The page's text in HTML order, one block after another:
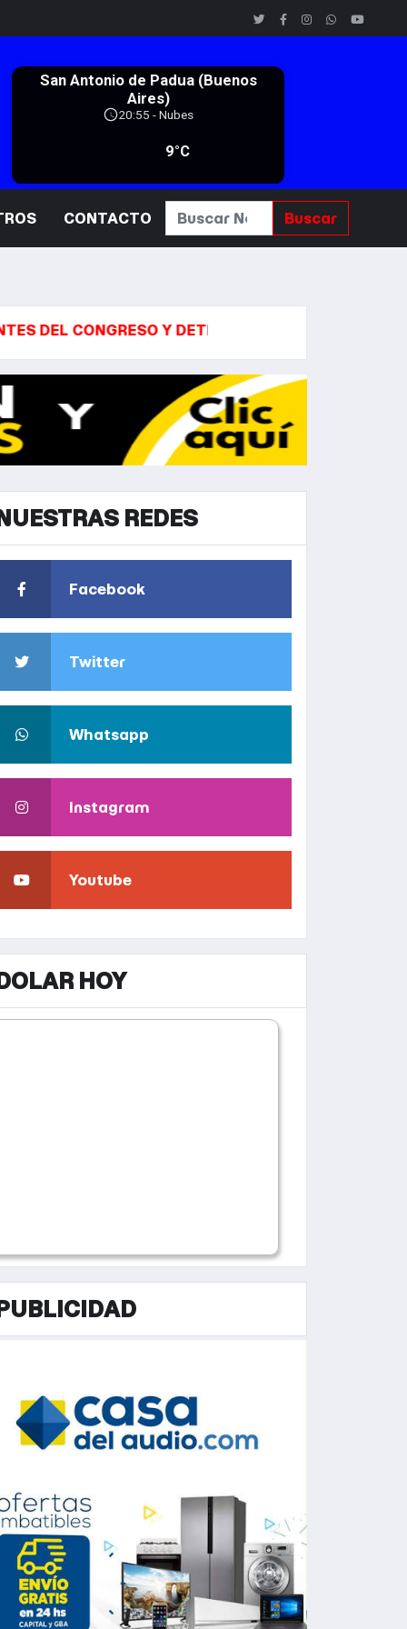
CONTACTO Buscar
Y DETIENEN A 10 ACTIVISTAS QUE
REDES
Facebook
Twitter
Whatsapp
Instagram
Youtube
HOY